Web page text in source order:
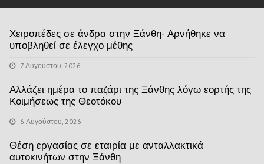
Χειροπέδες σε άνδρα στην Ξάνθη- Αρνήθηκε να
υποβληθεί σε έλεγχο μέθης
7 Αυγούστου, 2026
Αλλάζει ημέρα το παζάρι της Ξάνθης λόγω εορτής της
Κοιμήσεως της Θεοτόκου
6 Αυγούστου, 2026
Θέση εργασίας σε εταιρία με ανταλλακτικά
αυτοκινήτων στην Ξάνθη